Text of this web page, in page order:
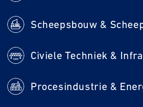
Scheepsbouw &
Civiele Techniek &
Procesindustrie &